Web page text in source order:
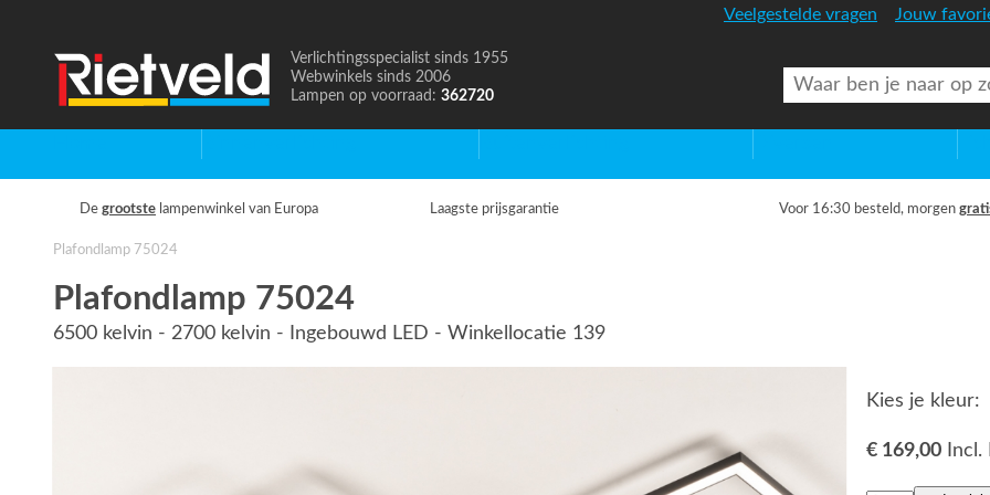
Veelgestelde vragen Jouw
Naar
de
Verlichtingsspecialist sinds 1955
Webwinkels sinds 2006
Lampen op voorraad: 362720
De grootste lampenwinkel van Europa Laagste prijsgarantie Voor 16:30 besteld, morgen
Plafondlamp 75024
Plafondlamp 75024
6500 kelvin - 2700 kelvin - Ingebouwd LED - Winkellocatie 139
Kies je kleur:
€ 169,00